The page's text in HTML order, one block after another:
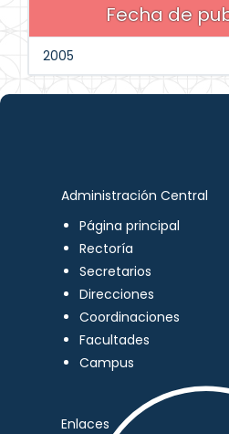
Fecha de
2005
Administración Central
Página principal
Rectoría
Secretarios
Direcciones
Coordinaciones
Facultades
Campus
Enlaces